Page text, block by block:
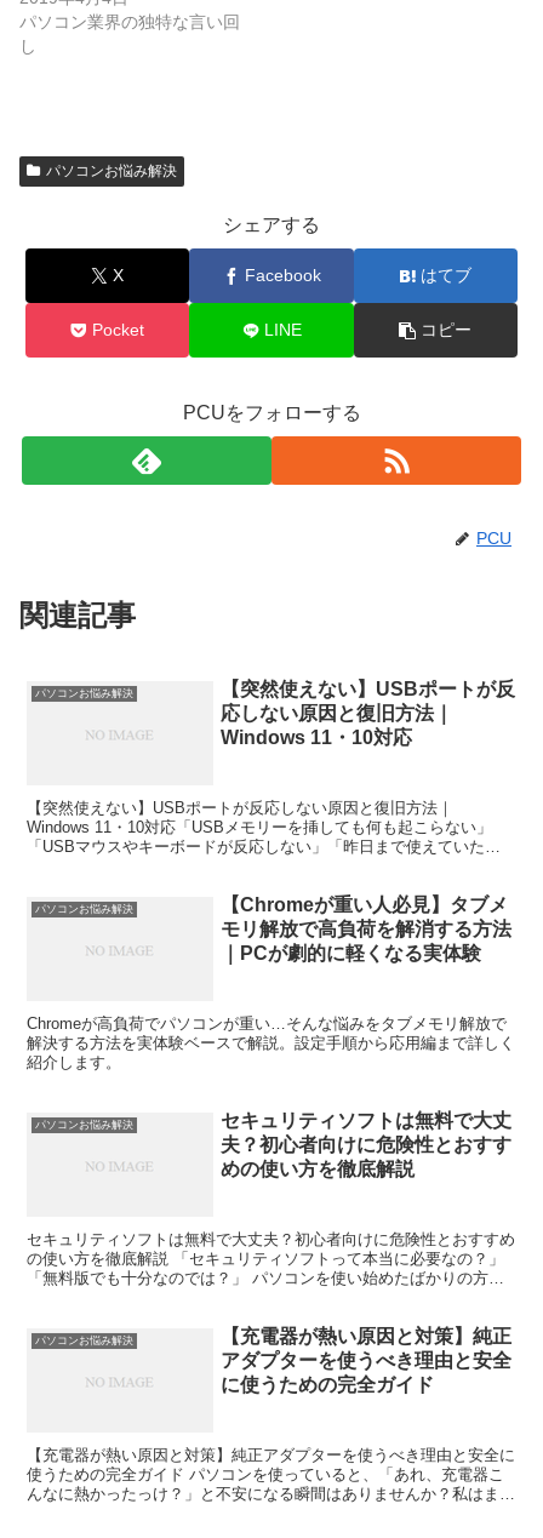
パソコン業界の独特な言い回
し
パソコンお悩み解決
シェアする
X Facebook はてブ
Pocket LINE コピー
PCUをフォローする
PCU
関連記事
パソコンお悩み解決
【突然使えない】USBポートが反
応しない原因と復旧方法｜
Windows 11・10対応
【突然使えない】USBポートが反応しない原因と復旧方法｜
Windows 11・10対応「USBメモリーを挿しても何も起こらない」
「USBマウスやキーボードが反応しない」「昨日まで使えていた
パソコンお悩み解決
【Chromeが重い人必見】タブメ
モリ解放で高負荷を解消する方法
｜PCが劇的に軽くなる実体験
Chromeが高負荷でパソコンが重い…そんな悩みをタブメモリ解放で
解決する方法を実体験ベースで解説。設定手順から応用編まで詳しく
紹介します。
パソコンお悩み解決
セキュリティソフトは無料で大丈
夫？初心者向けに危険性とおすす
めの使い方を徹底解説
セキュリティソフトは無料で大丈夫？初心者向けに危険性とおすすめ
の使い方を徹底解説 「セキュリティソフトって本当に必要なの？」
「無料版でも十分なのでは？」 パソコンを使い始めたばかりの方ほ
パソコンお悩み解決
【充電器が熱い原因と対策】純正
アダプターを使うべき理由と安全
に使うための完全ガイド
【充電器が熱い原因と対策】純正アダプターを使うべき理由と安全に
使うための完全ガイド パソコンを使っていると、「あれ、充電器こ
んなに熱かったっけ？」と不安になる瞬間はありませんか？私はまさ